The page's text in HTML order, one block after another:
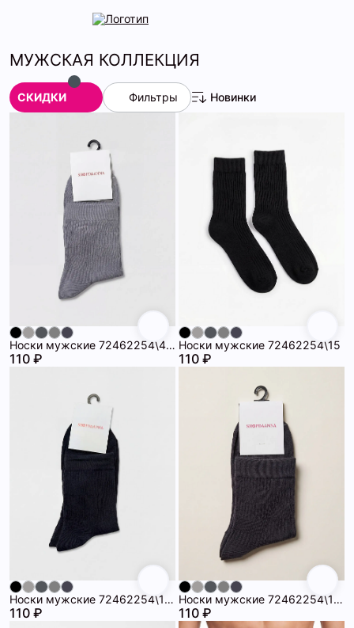
МУЖСКАЯ КОЛЛЕКЦИЯ
СКИДКИ Фильтры Новинки
Носки мужские 72462254\485
110 ₽
Носки мужские 72462254\15
110 ₽
Носки мужские 72462254\1258
110 ₽
Носки мужские 72462254\1008
110 ₽